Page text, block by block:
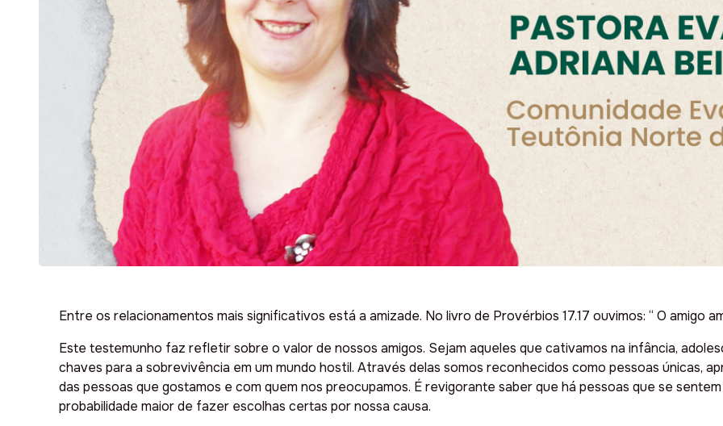
Entre os relacionamentos mais significativos está a amizade. No livro de Provérbios 17.17 ouvimos: “ O amigo
Este testemunho faz refletir sobre o valor de nossos amigos. Sejam aqueles que cativamos na infância,
chaves para a sobrevivência em um mundo hostil. Através delas somos reconhecidos como pessoas únicas,
das pessoas que gostamos e com quem nos preocupamos. É revigorante saber que há pessoas que se
probabilidade maior de fazer escolhas certas por nossa causa.